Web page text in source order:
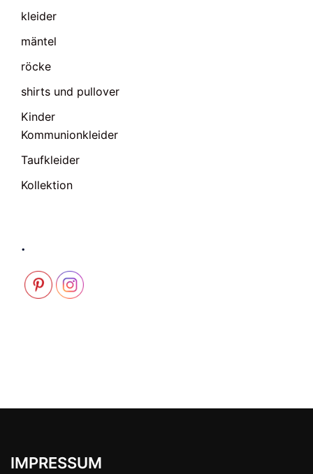
kleider
mäntel
röcke
shirts und pullover
Kinder
Kommunionkleider
Taufkleider
Kollektion
.
IMPRESSUM